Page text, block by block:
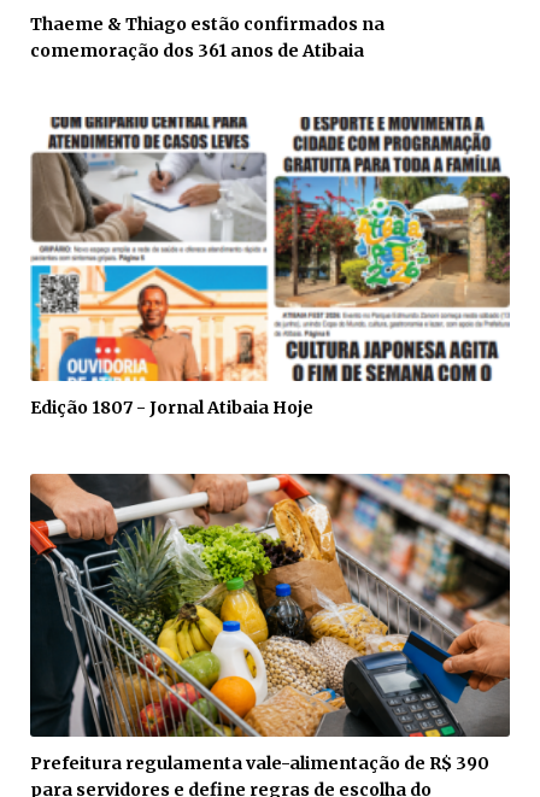
Thaeme & Thiago estão confirmados na
comemoração dos 361 anos de Atibaia
Edição 1807 - Jornal Atibaia Hoje
Prefeitura regulamenta vale-alimentação de R$ 390
para servidores e define regras de escolha do